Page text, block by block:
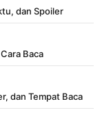
dan Spoiler
Baca
dan Tempat Baca